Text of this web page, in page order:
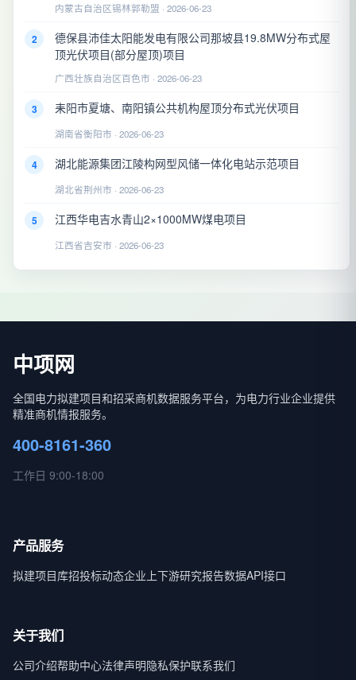
内蒙古自治区锡林郭勒盟 · 2026-06-23
2
德保县沛佳太阳能发电有限公司那坡县19.8MW分布式屋
顶光伏项目(部分屋顶)项目
广西壮族自治区百色市 · 2026-06-23
3 耒阳市夏塘、南阳镇公共机构屋顶分布式光伏项目
湖南省衡阳市 · 2026-06-23
4 湖北能源集团江陵构网型风储一体化电站示范项目
湖北省荆州市 · 2026-06-23
5 江西华电吉水青山2×1000MW煤电项目
江西省吉安市 · 2026-06-23
中项网
全国电力拟建项目和招采商机数据服务平台，为电力行业企业提供
精准商机情报服务。
400-8161-360
工作日 9:00-18:00
产品服务
拟建项目库招投标动态企业上下游研究报告数据API接口
关于我们
公司介绍帮助中心法律声明隐私保护联系我们